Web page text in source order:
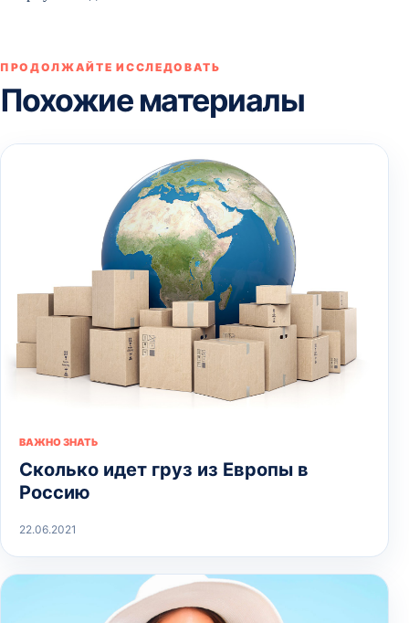
ПРОДОЛЖАЙТЕ ИССЛЕДОВАТЬ
Похожие материалы
ВАЖНО ЗНАТЬ
Сколько идет груз из Европы в
Россию
22.06.2021